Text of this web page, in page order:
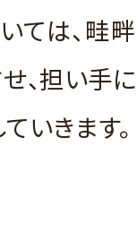
ては、畦
、担い手
いきます。